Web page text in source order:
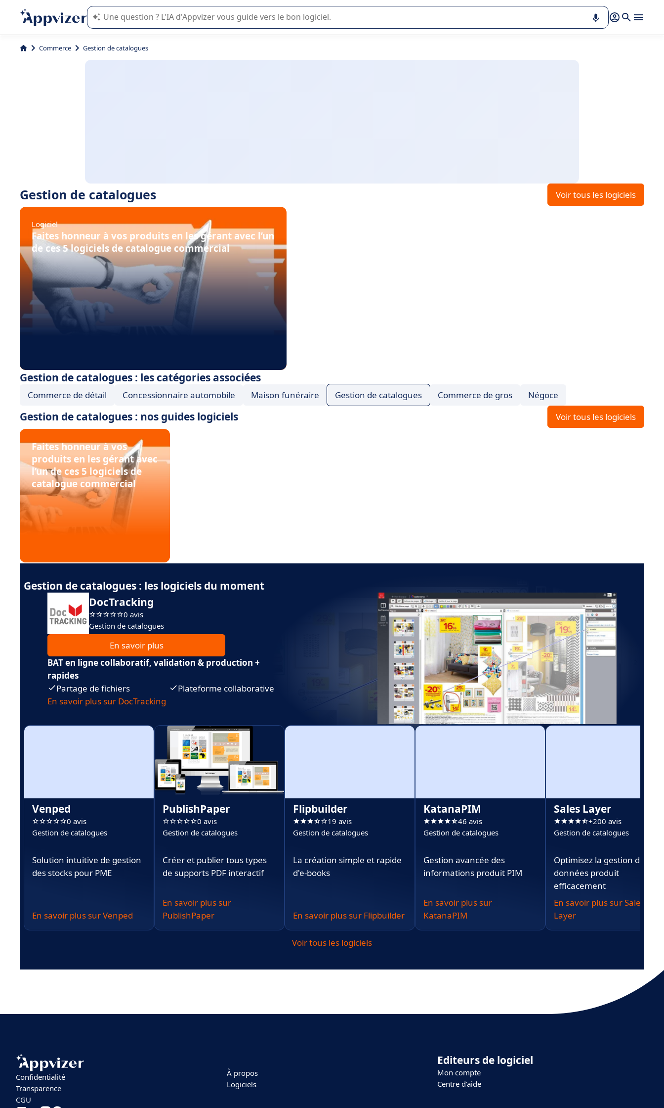
L'IA de Appvizer vous guide dans l'utilisation ou la sélection de logiciel SaaS en entreprise.
Commerce Gestion de catalogues
Gestion de catalogues Voir tous les logiciels
Logiciel
Faites honneur à vos produits en les gérant avec l’un
de ces 5 logiciels de catalogue commercial
Gestion de catalogues : les catégories associées
Commerce de détail Concessionnaire automobile Maison funéraire Gestion de catalogues Commerce de gros Négoce
Gestion de catalogues : nos guides logiciels Voir tous les logiciels
Faites honneur à vos
produits en les gérant avec
l’un de ces 5 logiciels de
catalogue commercial
Gestion de catalogues : les logiciels du moment
DocTracking
0 avis
Gestion de catalogues
En savoir plus
BAT en ligne collaboratif, validation & production +
rapides
Partage de fichiers
Plateforme collaborative
En savoir plus sur DocTracking
Venped
0 avis
Gestion de catalogues
Solution intuitive de gestion
des stocks pour PME
En savoir plus sur Venped
PublishPaper
0 avis
Gestion de catalogues
Créer et publier tous types
de supports PDF interactif
En savoir plus sur
PublishPaper
Flipbuilder
19 avis
Gestion de catalogues
La création simple et rapide
d'e-books
En savoir plus sur Flipbuilder
KatanaPIM
46 avis
Gestion de catalogues
Gestion avancée des
informations produit PIM
En savoir plus sur
KatanaPIM
Sales Layer
+200 avis
Gestion de catalogues
Optimisez la gestion de vos
données produit
efficacement
En savoir plus sur Sales
Layer
Voir tous les logiciels
Confidentialité
Transparence
CGU
À propos
Logiciels
Editeurs de logiciel
Mon compte
Centre d'aide